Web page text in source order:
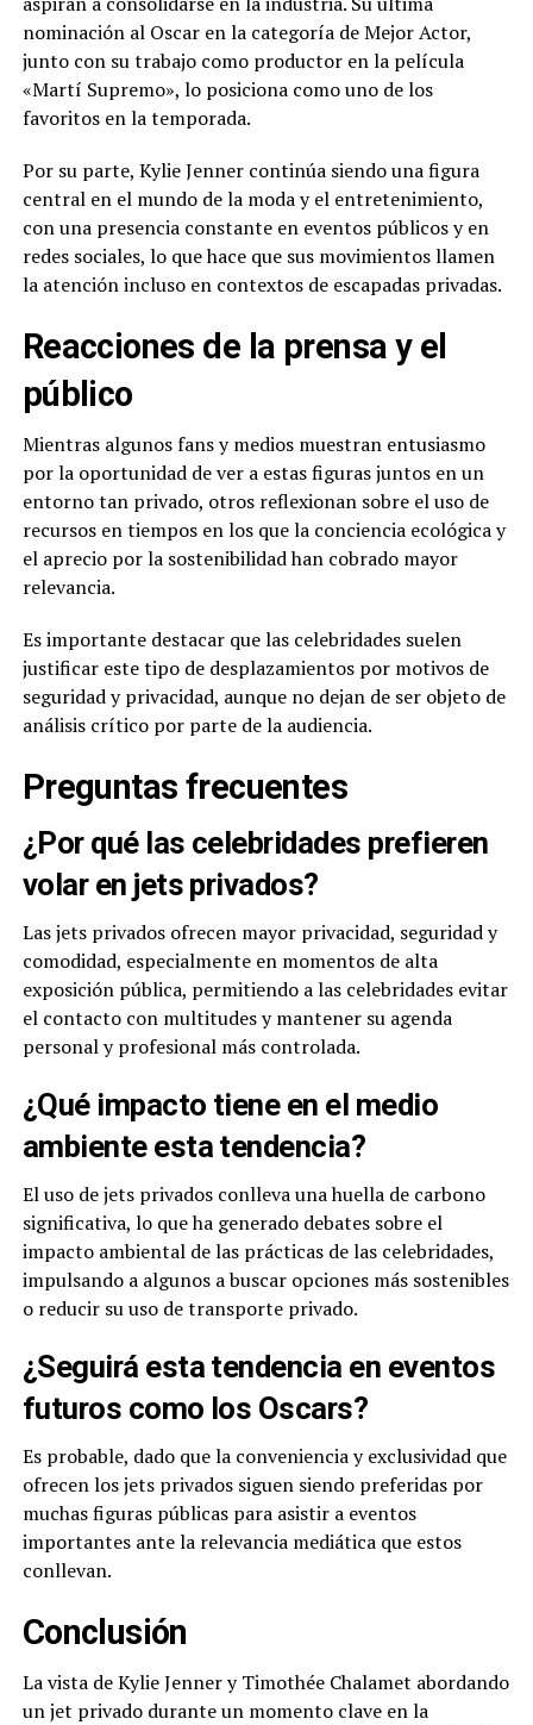
nominación al Oscar en la categoría de Mejor Actor,
junto con su trabajo como productor en la película
«Martí Supremo», lo posiciona como uno de los
favoritos en la temporada.
Por su parte, Kylie Jenner continúa siendo una figura
central en el mundo de la moda y el entretenimiento,
con una presencia constante en eventos públicos y en
redes sociales, lo que hace que sus movimientos llamen
la atención incluso en contextos de escapadas privadas.
Reacciones de la prensa y el
público
Mientras algunos fans y medios muestran entusiasmo
por la oportunidad de ver a estas figuras juntos en un
entorno tan privado, otros reflexionan sobre el uso de
recursos en tiempos en los que la conciencia ecológica y
el aprecio por la sostenibilidad han cobrado mayor
relevancia.
Es importante destacar que las celebridades suelen
justificar este tipo de desplazamientos por motivos de
seguridad y privacidad, aunque no dejan de ser objeto de
análisis crítico por parte de la audiencia.
Preguntas frecuentes
¿Por qué las celebridades prefieren
volar en jets privados?
Las jets privados ofrecen mayor privacidad, seguridad y
comodidad, especialmente en momentos de alta
exposición pública, permitiendo a las celebridades evitar
el contacto con multitudes y mantener su agenda
personal y profesional más controlada.
¿Qué impacto tiene en el medio
ambiente esta tendencia?
El uso de jets privados conlleva una huella de carbono
significativa, lo que ha generado debates sobre el
impacto ambiental de las prácticas de las celebridades,
impulsando a algunos a buscar opciones más sostenibles
o reducir su uso de transporte privado.
¿Seguirá esta tendencia en eventos
futuros como los Oscars?
Es probable, dado que la conveniencia y exclusividad que
ofrecen los jets privados siguen siendo preferidas por
muchas figuras públicas para asistir a eventos
importantes ante la relevancia mediática que estos
conllevan.
Conclusión
La vista de Kylie Jenner y Timothée Chalamet abordando
un jet privado durante un momento clave en la